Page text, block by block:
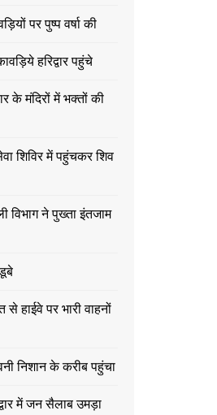
पर पुष्प वर्षा की
हरिद्वार पहुंचे
के मंदिरों में भक्तों की
शिविर में पहुंचकर शिव
विभाग ने पुख्ता इंतजाम
हाईवे पर भारी वाहनों
निशान के करीब पहुंचा
में जन सैलाब उमड़ा